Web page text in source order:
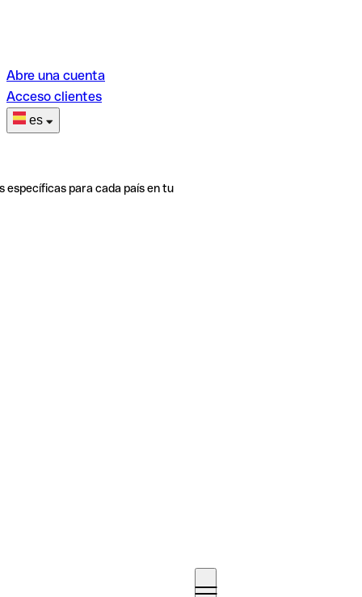
Abre una cuenta
Acceso clientes
es
específicas para cada país en tu